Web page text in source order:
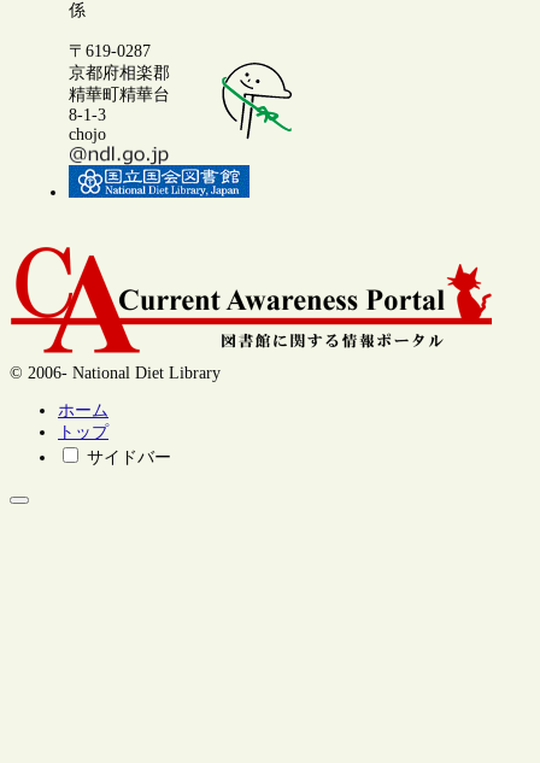
係
〒619-0287
京都府相楽郡
精華町精華台
8-1-3
chojo
© 2006- National Diet Library
ホーム
トップ
サイドバー